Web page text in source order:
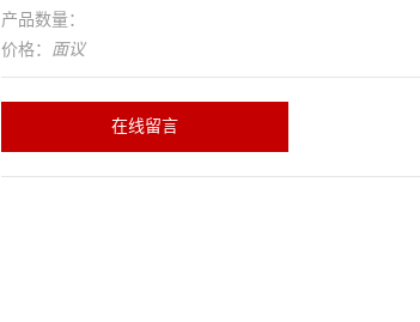
产品数量：
价格： 面议
在线留言